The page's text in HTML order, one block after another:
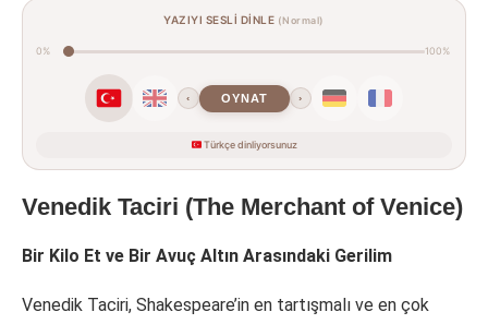
YAZIYI SESLİ DİNLE (Normal)
0% 100%
‹ OYNAT ›
Türkçe dinliyorsunuz
Venedik Taciri (The Merchant of Venice)
Bir Kilo Et ve Bir Avuç Altın Arasındaki Gerilim
Venedik Taciri, Shakespeare’in en tartışmalı ve en çok